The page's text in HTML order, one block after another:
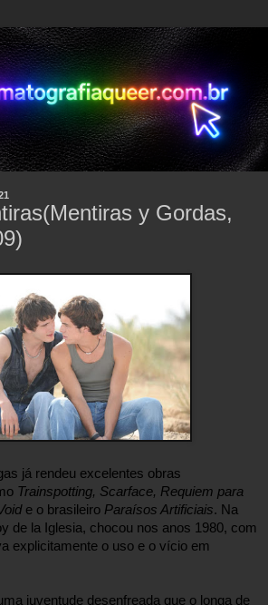
y Gordas,
já rendeu excelentes obras
Trainspotting, Scarface, Requiem para
e o brasileiro Paraísos Artificiais. Na
explicitamente o uso e o vício em
juventude desenfreada que o longa de